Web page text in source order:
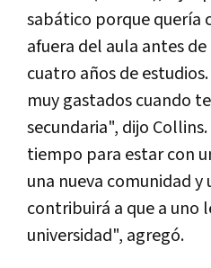
sabático porque quería
afuera del aula antes
cuatro años de
muy gastados cuando
secundaria", dijo
tiempo para estar con
una nueva comunidad y
contribuirá a que a uno
universidad", agregó.